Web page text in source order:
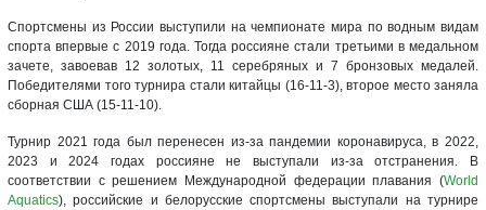
Спортсмены из России выступили на чемпионате мира по водным видам
спорта впервые с 2019 года. Тогда россияне стали третьими в медальном
зачете, завоевав 12 золотых, 11 серебряных и 7 бронзовых медалей.
Победителями того турнира стали китайцы (16-11-3), второе место заняла
сборная США (15-11-10).
Турнир 2021 года был перенесен из-за пандемии коронавируса, в 2022,
2023 и 2024 годах россияне не выступали из-за отстранения. В
соответствии с решением Международной федерации плавания (World
Aquatics), российские и белорусские спортсмены выступали на турнире